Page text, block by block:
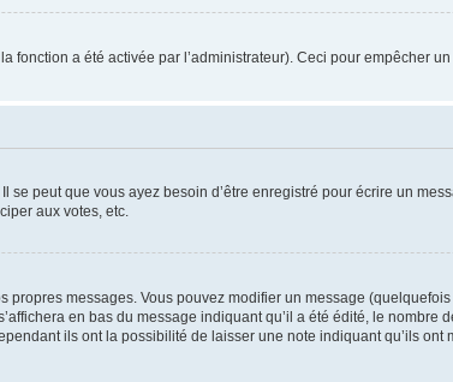
a été activée par l’administrateur). Ceci pour empêcher
peut que vous ayez besoin d’être enregistré pour écrire un
aux votes, etc.
messages. Vous pouvez modifier un message
en bas du message indiquant qu’il a été édité, le nombre
ils ont la possibilité de laisser une note indiquant qu’ils